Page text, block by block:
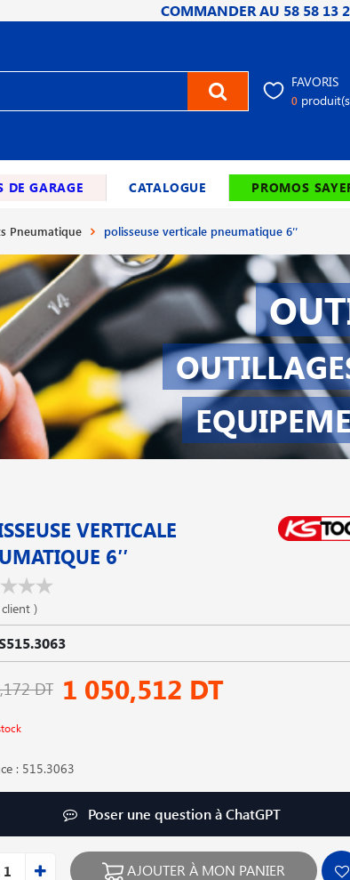
COMMANDER AU 58 58 13
FAVORIS
0
DE GARAGE CATALOGUE PROMOS
Pneumatique polisseuse verticale pneumatique 6′′
VERTICALE
6′′
)
DT 1 050,512 DT
: 515.3063
Poser une question à ChatGPT
AJOUTER À MON PANIER